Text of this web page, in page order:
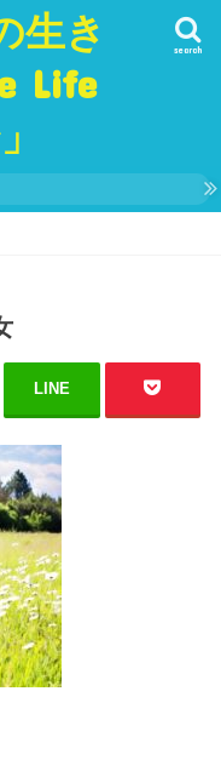
生き
Life
search
LINE